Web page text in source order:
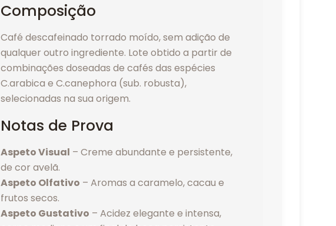
Composição
Café descafeinado torrado moído, sem adição de
qualquer outro ingrediente. Lote obtido a partir de
combinações doseadas de cafés das espécies
C.arabica e C.canephora (sub. robusta),
selecionadas na sua origem.
Notas de Prova
Aspeto Visual – Creme abundante e persistente,
de cor avelã.
Aspeto Olfativo – Aromas a caramelo, cacau e
frutos secos.
Aspeto Gustativo – Acidez elegante e intensa,